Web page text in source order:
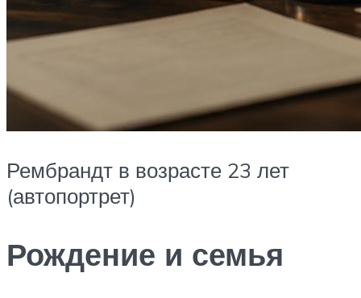
Рембрандт в возрасте 23 лет
(автопортрет)
Рождение и семья